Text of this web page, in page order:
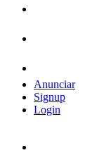
Anunciar
Signup
Login